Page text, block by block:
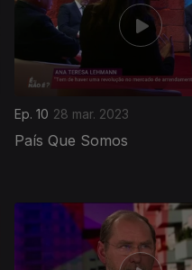
Ep. 10 28 mar. 2023
País Que Somos